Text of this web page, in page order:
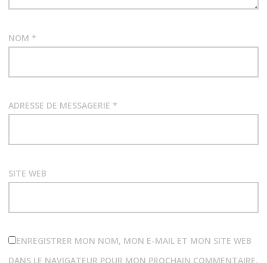
s
a
r
c
l
e
NOM *
ADRESSE DE MESSAGERIE *
SITE WEB
ENREGISTRER MON NOM, MON E-MAIL ET MON SITE WEB
DANS LE NAVIGATEUR POUR MON PROCHAIN COMMENTAIRE.